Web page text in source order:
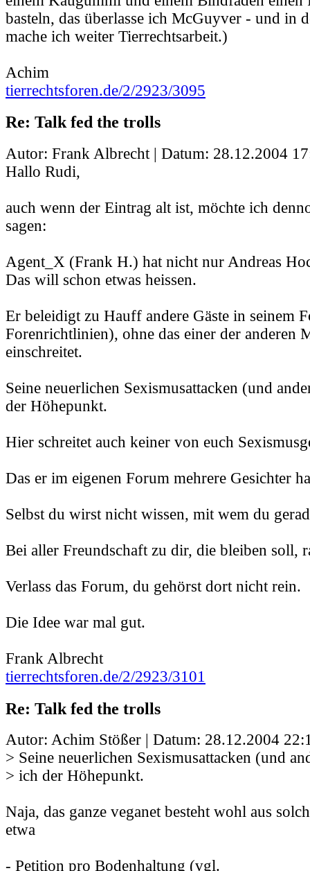
basteln, das überlasse ich McGuyver - und in
mache ich weiter Tierrechtsarbeit.)
Achim
tierrechtsforen.de/2/2923/3095
Re: Talk fed the trolls
Autor: Frank Albrecht | Datum: 28.12.2004
Hallo Rudi,
auch wenn der Eintrag alt ist, möchte ich
sagen:
Agent_X (Frank H.) hat nicht nur Andreas
Das will schon etwas heissen.
Er beleidigt zu Hauff andere Gäste in seinem
Forenrichtlinien), ohne das einer der anderen
einschreitet.
Seine neuerlichen Sexismusattacken (und
der Höhepunkt.
Hier schreitet auch keiner von euch
Das er im eigenen Forum mehrere Gesichter
Selbst du wirst nicht wissen, mit wem du
Bei aller Freundschaft zu dir, die bleiben soll,
Verlass das Forum, du gehörst dort nicht rein.
Die Idee war mal gut.
Frank Albrecht
tierrechtsforen.de/2/2923/3101
Re: Talk fed the trolls
Autor: Achim Stößer | Datum: 28.12.2004
> Seine neuerlichen Sexismusattacken (und
> ich der Höhepunkt.
Naja, das ganze veganet besteht wohl aus
etwa
- Petition pro Bodenhaltung (vgl.